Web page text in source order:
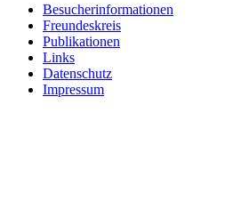
Besucherinformationen
Freundeskreis
Publikationen
Links
Datenschutz
Impressum